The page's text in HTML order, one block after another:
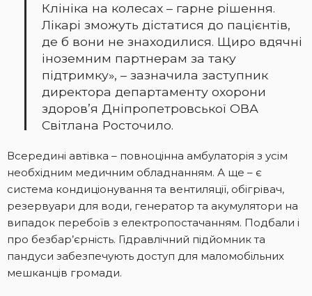
Клініка на колесах – гарне рішення.
Лікарі зможуть дістатися до пацієнтів,
де б вони не знаходилися. Щиро вдячні
іноземним партнерам за таку
підтримку», – зазначила заступник
директора департаменту охорони
здоров’я Дніпропетровської ОВА
Світлана Росточило.
Всередині автівка – повноцінна амбулаторія з усім
необхідним медичним обладнанням. А ще – є
система кондиціонування та вентиляції, обігрівач,
резервуари для води, генератор та акумулятори на
випадок перебоїв з електропостачанням. Подбали і
про безбар’єрність. Гідравлічний підйомник та
пандуси забезпечують доступ для маломобільних
мешканців громади.